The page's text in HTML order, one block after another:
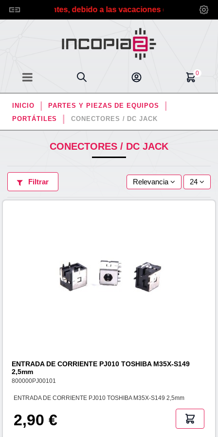
clientes, debido a las vacaciones de verano
0
INICIO
PARTES Y PIEZAS DE EQUIPOS
PORTÁTILES
CONECTORES / DC JACK
CONECTORES / DC JACK
Filtrar Relevancia 24
ENTRADA DE CORRIENTE PJ010 TOSHIBA M35X-S149
2,5mm
800000PJ00101
ENTRADA DE CORRIENTE PJ010 TOSHIBA M35X-S149 2,5mm
2,90 €